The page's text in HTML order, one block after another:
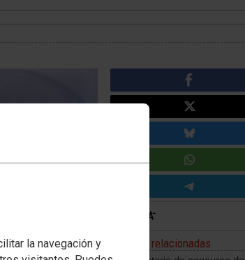
la navegación y
Noticias relacionadas